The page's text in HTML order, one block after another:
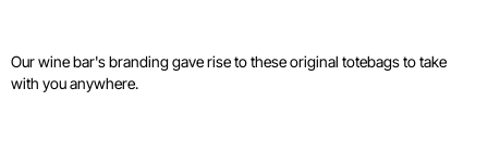
Our wine bar's branding gave rise to these original totebags to take
with you anywhere.